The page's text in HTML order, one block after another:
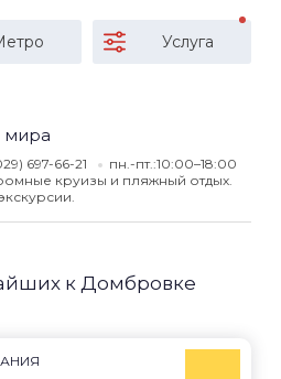
Услуга
мира
697-66-21
пн.-пт.:10:00–18:00
круизы и пляжный отдых.
к Домбровке